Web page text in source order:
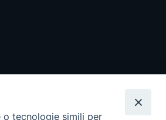
tecnologie simili per